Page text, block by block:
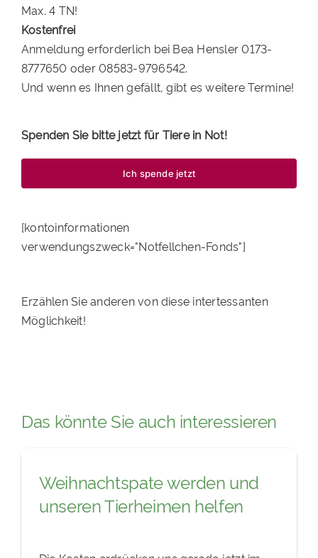
Max. 4 TN!
Kostenfrei
Anmeldung erforderlich bei Bea Hensler 0173-
8777650 oder 08583-9796542.
Und wenn es Ihnen gefällt, gibt es weitere Termine!
Spenden Sie bitte jetzt für Tiere in Not!
Ich spende jetzt
[kontoinformationen
verwendungszweck="Notfellchen-Fonds"]
Erzählen Sie anderen von diese intertessanten
Möglichkeit!
Das könnte Sie auch interessieren
Weihnachtspate werden und
unseren Tierheimen helfen